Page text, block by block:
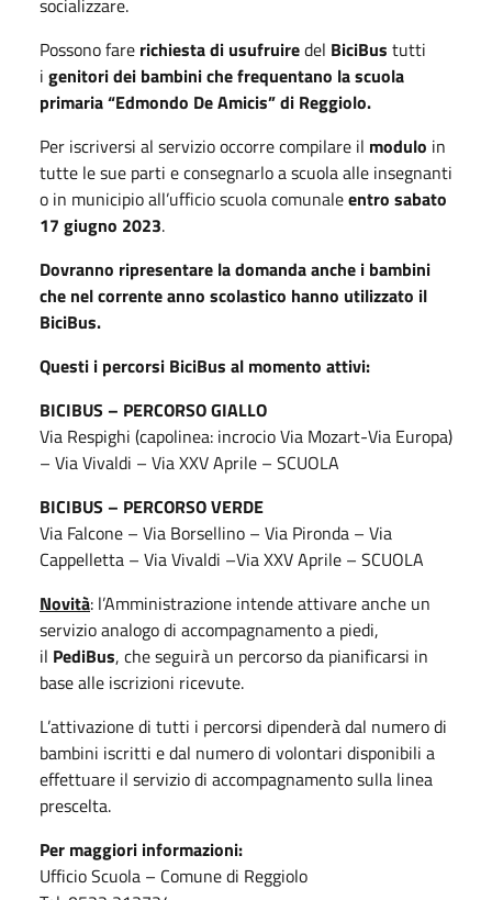
Possono fare richiesta di usufruiredel BiciBus tutti
i genitori dei bambini che frequentano la scuola
primaria “Edmondo De Amicis” di Reggiolo.
Per iscriversi al servizio occorre compilare il modulo in
tutte le sue parti e consegnarlo a scuola alle insegnanti
o in municipio all’ufficio scuola comunaleentro sabato
17 giugno 2023.
Dovranno ripresentare la domanda anche i bambini
che nel corrente anno scolastico hanno utilizzato il
BiciBus.
Questi i percorsi BiciBus al momento attivi:
BICIBUS – PERCORSO GIALLO
Via Respighi (capolinea: incrocio Via Mozart-Via Europa)
– Via Vivaldi – Via XXV Aprile – SCUOLA
BICIBUS – PERCORSO VERDE
Via Falcone – Via Borsellino – Via Pironda – Via
Cappelletta – Via Vivaldi –Via XXV Aprile – SCUOLA
Novità: l’Amministrazione intende attivare anche un
servizio analogo di accompagnamento a piedi,
il PediBus, che seguirà un percorso da pianificarsi in
base alle iscrizioni ricevute.
L’attivazione di tutti i percorsi dipenderà dal numero di
bambini iscritti e dal numero di volontari disponibili a
effettuare il servizio di accompagnamento sulla linea
prescelta.
Per maggiori informazioni:
Ufficio Scuola – Comune di Reggiolo